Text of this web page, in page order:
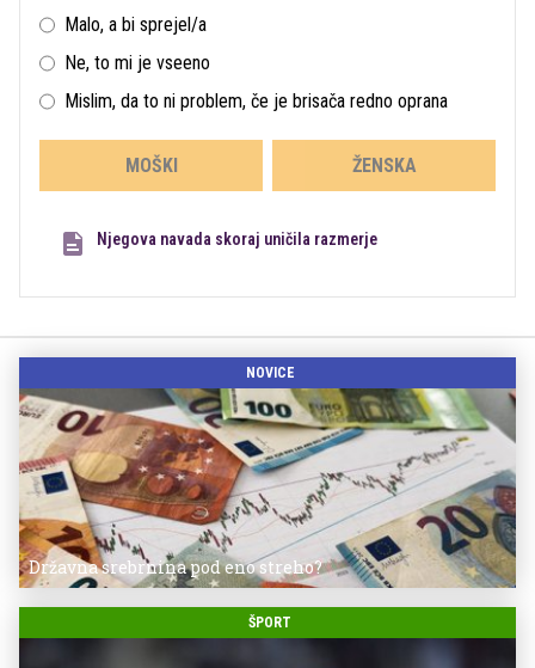
Malo, a bi sprejel/a
Ne, to mi je vseeno
Mislim, da to ni problem, če je brisača redno oprana
MOŠKI ŽENSKA
Njegova navada skoraj uničila razmerje
NOVICE
Državna srebrnina pod eno streho?
ŠPORT